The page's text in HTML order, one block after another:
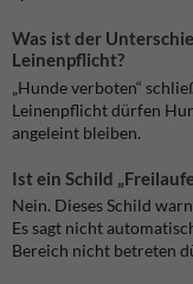
Was ist der
Leinenpflicht?
„Hunde verboten“
Leinenpflicht dürfen
angeleint bleiben.
Ist ein Schild
Nein. Dieses Schild
Es sagt nicht
Bereich nicht betreten